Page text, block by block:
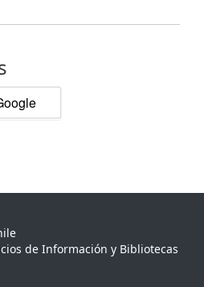
de Información y Bibliotecas